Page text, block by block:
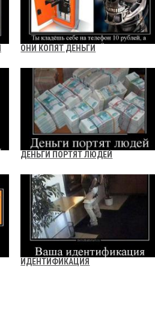
ОНИ КОПЯТ ДЕНЬГИ
ДЕНЬГИ ПОРТЯТ ЛЮДЕЙ
ИДЕНТИФИКАЦИЯ